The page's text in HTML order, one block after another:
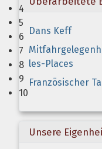
4
5
6
7
8
9
10
Dans Keff
les-Places
Französischer
Unsere